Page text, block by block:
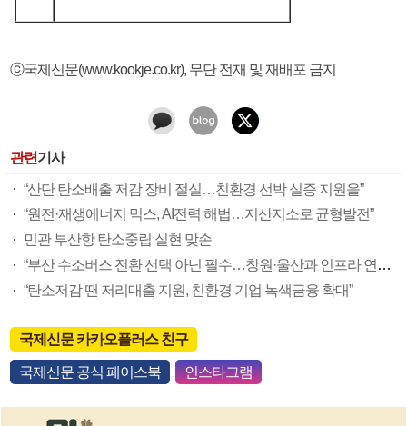
ⓒ국제신문(www.kookje.co.kr), 무단 전재 및 재배포 금지
관련기사
“산단 탄소배출 저감 장비 절실…친환경 선박 실증 지원을”
“원전·재생에너지 믹스, AI전력 해법…지산지소로 균형발전”
민관 부산항 탄소중립 실현 맞손
“부산 수소버스 전환 선택 아닌 필수…창원·울산과 인프라 연계로 시너지”
“탄소저감 땐 저리대출 지원, 친환경 기업 녹색금융 확대”
국제신문 카카오플러스 친구
국제신문 공식 페이스북 인스타그램